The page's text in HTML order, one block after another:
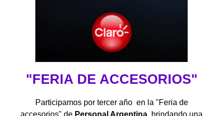
"FERIA DE ACCESORIOS"
Participamos por tercer año en la "Feria de
accesorios" de Personal Argentina brindando una